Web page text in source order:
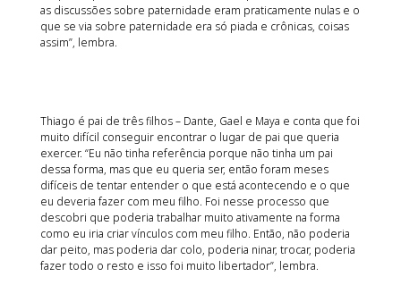
as discussões sobre paternidade eram praticamente nulas e o
que se via sobre paternidade era só piada e crônicas, coisas
assim”, lembra.
Thiago é pai de três filhos – Dante, Gael e Maya e conta que foi
muito difícil conseguir encontrar o lugar de pai que queria
exercer. “Eu não tinha referência porque não tinha um pai
dessa forma, mas que eu queria ser, então foram meses
difíceis de tentar entender o que está acontecendo e o que
eu deveria fazer com meu filho. Foi nesse processo que
descobri que poderia trabalhar muito ativamente na forma
como eu iria criar vínculos com meu filho. Então, não poderia
dar peito, mas poderia dar colo, poderia ninar, trocar, poderia
fazer todo o resto e isso foi muito libertador”, lembra.